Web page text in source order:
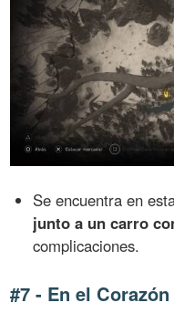
Se encuentra en
junto a un carro
complicaciones.
#7 - En el